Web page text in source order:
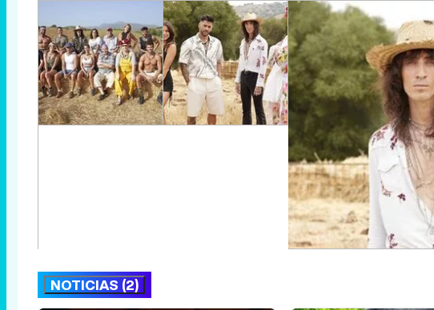
NOTICIAS (2)